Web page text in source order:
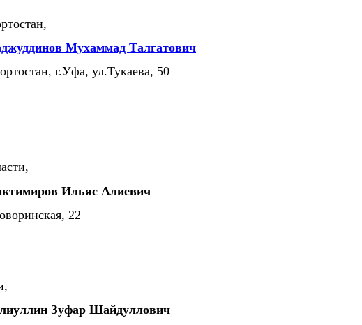
Мухаммад Талгатович
г.Уфа, ул.Тукаева, 50
Ильяс Алиевич
22
Зуфар Шайдуллович